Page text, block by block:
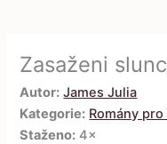
Zasaženi
Autor: James Julia
Kategorie: Romány
Staženo: 4×